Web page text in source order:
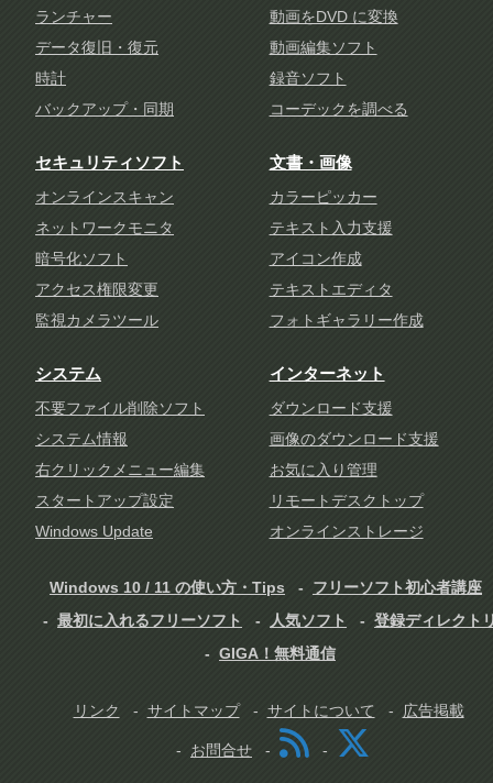
ランチャー
データ復旧・復元
時計
バックアップ・同期
動画をDVD に変換
動画編集ソフト
録音ソフト
コーデックを調べる
セキュリティソフト
オンラインスキャン
ネットワークモニタ
暗号化ソフト
アクセス権限変更
監視カメラツール
文書・画像
カラーピッカー
テキスト入力支援
アイコン作成
テキストエディタ
フォトギャラリー作成
システム
不要ファイル削除ソフト
システム情報
右クリックメニュー編集
スタートアップ設定
Windows Update
インターネット
ダウンロード支援
画像のダウンロード支援
お気に入り管理
リモートデスクトップ
オンラインストレージ
Windows 10 / 11 の使い方・Tips
フリーソフト初心者講座
最初に入れるフリーソフト
人気ソフト
登録ディレクト
GIGA！無料通信
リンク サイトマップ サイトについて 広告掲載
お問合せ